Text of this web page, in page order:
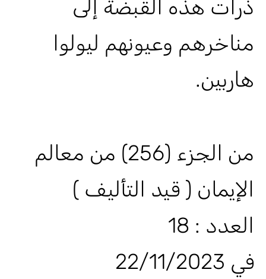
ذرات هذه القبضة إلى
مناخرهم وعيونهم ليولوا
هاربين.
من الجزء (256) من معالم
الإيمان ( قيد التأليف )
العدد : 18
في 22/11/2023